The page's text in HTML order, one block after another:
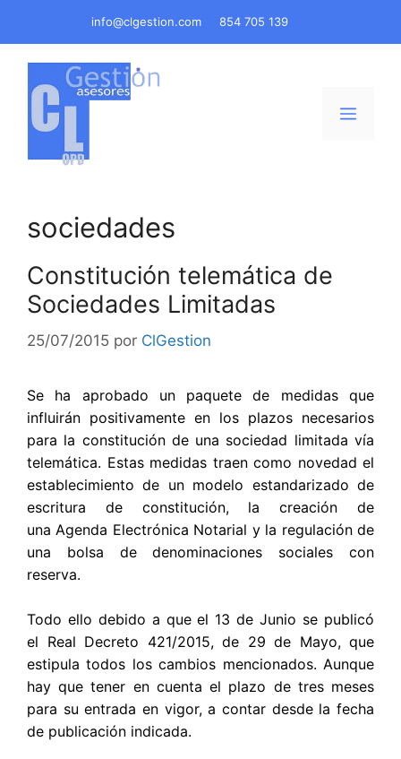
info@clgestion.com 854 705 139
Menú
sociedades
Constitución telemática de
Sociedades Limitadas
25/07/2015 por ClGestion
Se ha aprobado un paquete de medidas que
influirán positivamente en los plazos necesarios
para la constitución de una sociedad limitada vía
telemática. Estas medidas traen como novedad el
establecimiento de un modelo estandarizado de
escritura de constitución, la creación de
una Agenda Electrónica Notarial y la regulación de
una bolsa de denominaciones sociales con
reserva.
Todo ello debido a que el 13 de Junio se publicó
el Real Decreto 421/2015, de 29 de Mayo, que
estipula todos los cambios mencionados. Aunque
hay que tener en cuenta el plazo de tres meses
para su entrada en vigor, a contar desde la fecha
de publicación indicada.